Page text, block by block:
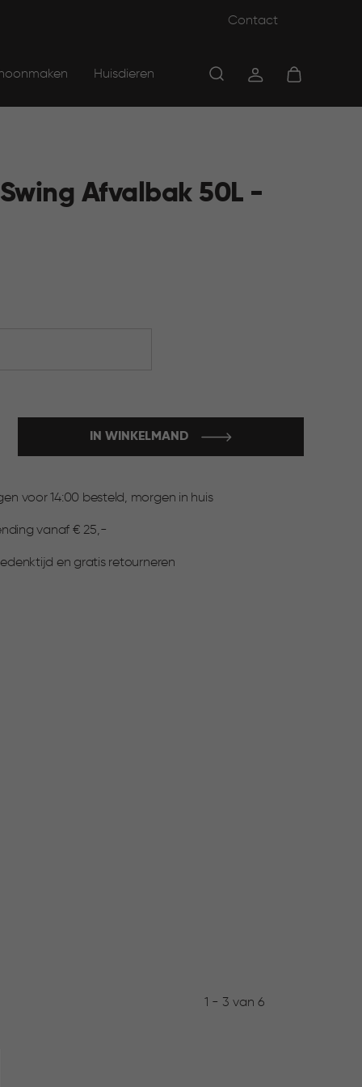
Contact
Huisdieren
Afvalbak 50L -
IN WINKELMAND
voor 14:00 besteld, morgen in huis
vanaf € 25,-
en gratis retourneren
1 - 3 van 6